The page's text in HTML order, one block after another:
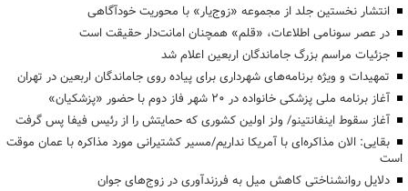
انتشار نخستین جلد از مجموعه «زوج‌یار» با محوریت خودآگاهی
در عصر سونامی اطلاعات، «قلم» همچنان امانت‌دار حقیقت است
جزئیات مراسم بزرگ جاماندگان اربعین اعلام شد
تمهیدات و ویژه برنامه‌های شهرداری برای پیاده روی جاماندگان اربعین در تهران
آغاز برنامه ملی پزشکی خانواده در ۲۰ شهر فاز دوم با حضور «پزشکیان»
آغاز سقوط اینفانتینو/ ولز اولین کشوری که حمایتش را از رئیس فیفا پس گرفت
بقایی: الان مذاکره‌ای با آمریکا نداریم/مسیر کشتیرانی مورد مذاکره با عمان موقت
است
دلایل روانشناختی کاهش میل به فرزندآوری در زوج‌های جوان